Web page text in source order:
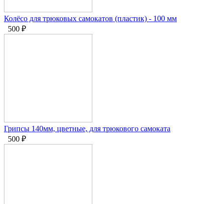
Колёсо для трюковых самокатов (пластик) - 100 мм
500 ₽
Грипсы 140мм, цветные, для трюкового самоката
500 ₽